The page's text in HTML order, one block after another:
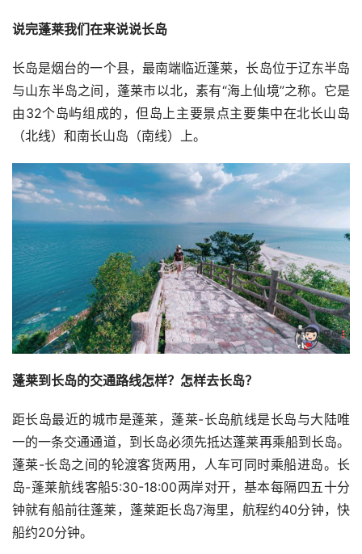
说完蓬莱我们在来说说长岛
长岛是烟台的一个县，最南端临近蓬莱，长岛位于辽东半岛
与山东半岛之间，蓬莱市以北，素有“海上仙境”之称。它是
由32个岛屿组成的，但岛上主要景点主要集中在北长山岛
（北线）和南长山岛（南线）上。
蓬莱到长岛的交通路线怎样？怎样去长岛？
距长岛最近的城市是蓬莱，蓬莱-长岛航线是长岛与大陆唯
一的一条交通通道，到长岛必须先抵达蓬莱再乘船到长岛。
蓬莱-长岛之间的轮渡客货两用，人车可同时乘船进岛。长
岛-蓬莱航线客船5:30-18:00两岸对开，基本每隔四五十分
钟就有船前往蓬莱，蓬莱距长岛7海里，航程约40分钟，快
船约20分钟。